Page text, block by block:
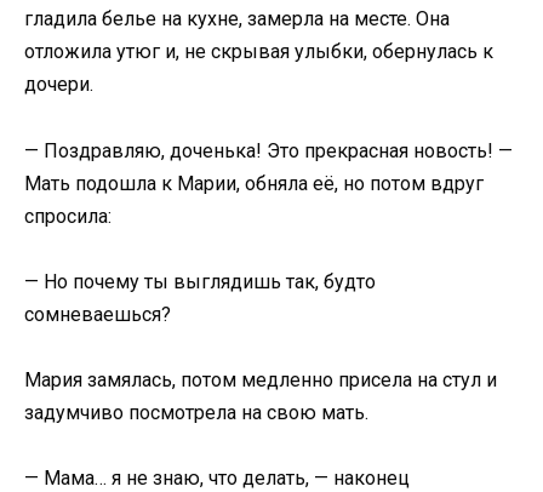
гладила белье на кухне, замерла на месте. Она
отложила утюг и, не скрывая улыбки, обернулась к
дочери.
— Поздравляю, доченька! Это прекрасная новость! —
Мать подошла к Марии, обняла её, но потом вдруг
спросила:
— Но почему ты выглядишь так, будто
сомневаешься?
Мария замялась, потом медленно присела на стул и
задумчиво посмотрела на свою мать.
— Мама… я не знаю, что делать, — наконец